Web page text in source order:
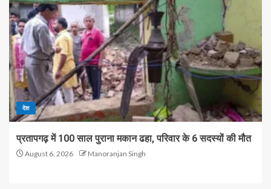
देश
प्रतापगढ़ में 100 साल पुराना मकान ढहा, परिवार के 6 सदस्यों की मौत
August 6, 2026 Manoranjan Singh